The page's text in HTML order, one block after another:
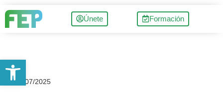
Únete Formación
08/07/2025
Abrir barra de herramientas